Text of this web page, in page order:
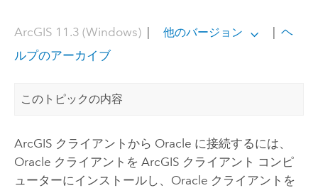
ArcGIS 11.3 (Windows)| 他のバージョン
ヘ
ルプのアーカイブ
このトピックの内容
ArcGIS クライアントから Oracle に接続するには、
Oracle クライアントを ArcGIS クライアント コンピ
ューターにインストールし、 Oracle クライアントを